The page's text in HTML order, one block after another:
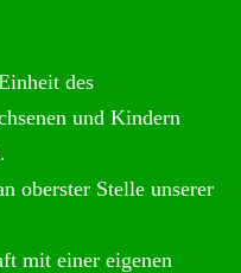
des
und Kindern
oberster Stelle unserer
mit einer eigenen